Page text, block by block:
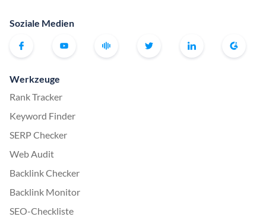
Soziale Medien
Werkzeuge
Rank Tracker
Keyword Finder
SERP Checker
Web Audit
Backlink Checker
Backlink Monitor
SEO-Checkliste